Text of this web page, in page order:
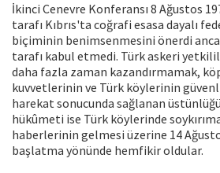
İkinci Cenevre Konferansı 8 Ağustos
tarafı Kıbrıs'ta coğrafi esasa dayalı
biçiminin benimsenmesini önerdi
tarafı kabul etmedi. Türk askeri
daha fazla zaman kazandırmamak,
kuvvetlerinin ve Türk köylerinin
harekat sonucunda sağlanan
hükûmeti ise Türk köylerinde
haberlerinin gelmesi üzerine 14
başlatma yönünde hemfikir oldular.